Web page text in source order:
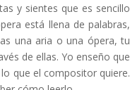
y sientes que es sencillo
está llena de palabras,
una aria o una ópera, tu
de ellas. Yo enseño que
que el compositor quiere.